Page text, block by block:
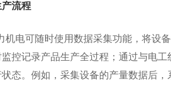
流程
电可随时使用数据采集功能，将设
控记录产品生产全过程；通过与电
态。例如，采集设备的产量数据后